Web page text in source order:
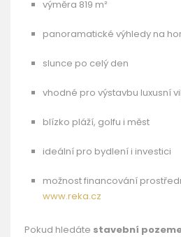
výměra 819 m²
panoramatické výhledy na
slunce po celý den
vhodné pro výstavbu luxusní
blízko pláží, golfu i měst
ideální pro bydlení i investici
možnost financování
www.reka.cz
Pokud hledáte stavební